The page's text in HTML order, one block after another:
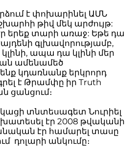
է փոխարինել ԱՄՆ
թիվ մեկ արժույթ:
երեք տարի առաջ: Եթե դա
գլխավորությամբ,
ապա դա կլինի մեր
ամենամեծ
կդառնանք երկրորդ
է Թրամփը իր Truth
ցանցում։
տնտեսագետ Նուրիել
էր 2008 թվականի
էր համարել տասը
դոլարի անկումը։